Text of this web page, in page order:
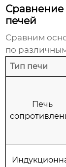
печей
Сравним
по
Тип печи
Печь